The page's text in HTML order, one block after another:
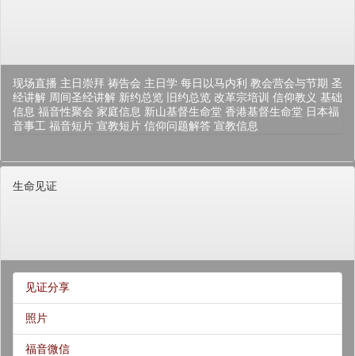
现场直播 主日崇拜 祷告会 主日学 每日以马内利 教会营会与节期 圣
经讲解 周间圣经讲解 新约总览 旧约总览 改革宗培训 信仰教义 基础
信息 福音性聚会 家庭信息 新山基督生命堂 香港基督生命堂 日本福
音事工 福音短片 宣教短片 信仰问题解答 宣教信息
生命见证
见证分享
照片
福音微信